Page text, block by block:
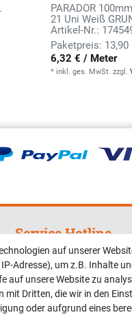
PARADOR
21 Uni Weiß
Artikel-Nr.:
13,90
6,32 € / Meter
* inkl. ges. MwSt. zzgl.
Service Hotline
Telefonische
Beratung unter:
02381 9878909
auf unserer
Adresse), um z.B. Inhalte
auf unsere Website zu
mit Dritten, die wir in den
oder aufgrund eines